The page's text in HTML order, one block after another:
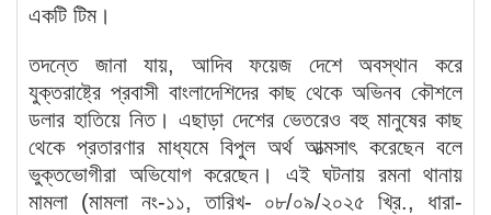
একটি টিম।
তদন্তে জানা যায়, আদিব ফয়েজ দেশে অবস্থান করে
যুক্তরাষ্ট্রে প্রবাসী বাংলাদেশিদের কাছ থেকে অভিনব কৌশলে
ডলার হাতিয়ে নিত। এছাড়া দেশের ভেতরেও বহু মানুষের কাছ
থেকে প্রতারণার মাধ্যমে বিপুল অর্থ আত্মসাৎ করেছেন বলে
ভুক্তভোগীরা অভিযোগ করেছেন। এই ঘটনায় রমনা থানায়
মামলা (মামলা নং-১১, তারিখ- ০৮/০৯/২০২৫ খ্রি., ধারা-